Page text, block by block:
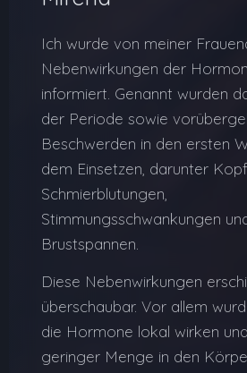
Ich wurde von meiner
Nebenwirkungen der
informiert. Genannt wurden
der Periode sowie
Beschwerden in den ersten
dem Einsetzen, darunter
Schmierblutungen,
Stimmungsschwankungen
Brustspannen.
Diese Nebenwirkungen
überschaubar. Vor allem
die Hormone lokal wirken
geringer Menge in den